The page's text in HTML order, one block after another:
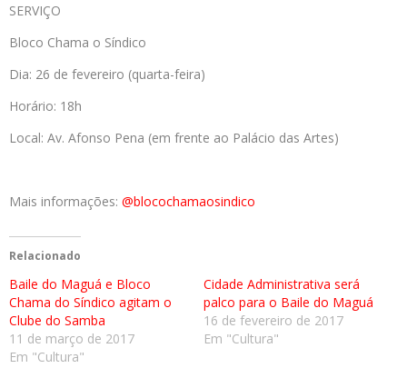
SERVIÇO
Bloco Chama o Síndico
Dia: 26 de fevereiro (quarta-feira)
Horário: 18h
Local: Av. Afonso Pena (em frente ao Palácio das Artes)
Mais informações: @blocochamaosindico
Relacionado
Baile do Maguá e Bloco
Chama do Síndico agitam o
Clube do Samba
11 de março de 2017
Em "Cultura"
Cidade Administrativa será
palco para o Baile do Maguá
16 de fevereiro de 2017
Em "Cultura"